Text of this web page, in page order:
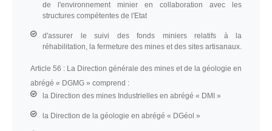
de l'environnement minier en collaboration avec les
structures compétentes de l'Etat
d'assurer le suivi des fonds miniers relatifs à la
réhabilitation, la fermeture des mines et des sites artisanaux.
Article 56 : La Direction générale des mines et de la géologie en
abrégé « DGMG » comprend :
la Direction des mines Industrielles en abrégé « DMI »
la Direction de la géologie en abrégé « DGéol »